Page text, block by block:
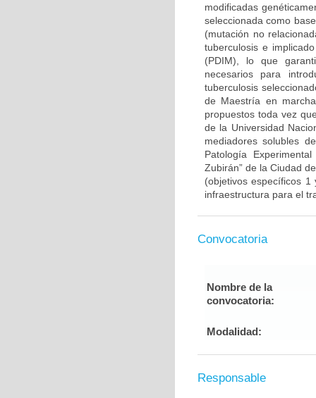
modificadas
seleccionada como
(mutación no
tuberculosis e
(PDIM), lo que
necesarios para
tuberculosis
de Maestría en
propuestos toda vez
de la Universidad
mediadores solubles
Patología
Zubirán” de la Ciudad
(objetivos específicos
infraestructura para el
Convocatoria
Nombre de la
convocatoria:
Modalidad:
Responsable